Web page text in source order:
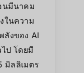
นมีนาคม
ในความ
ลังของ AI
ป โดยมี
มิลลิเมตร